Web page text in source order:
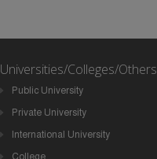
Universities/Colleges/Others
Public University
Private University
International University